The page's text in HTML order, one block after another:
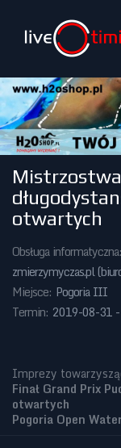
Zawody
Zawody
Zawody
Kalendarz
otwartych
Obsługa informatyczna:
zmierzymyczas.pl (
Miejsce: Pogoria III
Termin: 2019-08-31
Imprezy
Finał Grand Prix
otwartych
Pogoria Open